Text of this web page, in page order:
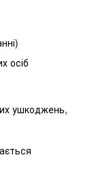
осіб
ушкоджень,